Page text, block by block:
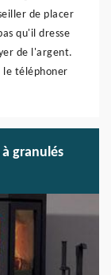
de placer
qu'il dresse
de l'argent.
le téléphoner
granulés